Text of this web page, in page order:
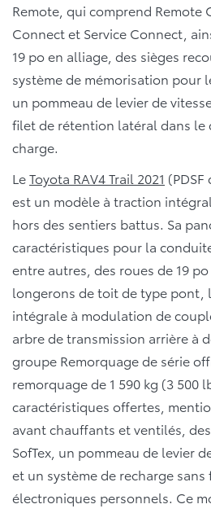
Remote, qui comprend Remote
Connect et Service Connect,
19 po en alliage, des sièges
système de mémorisation pour
un pommeau de levier de
filet de rétention latéral dans le
charge.
LeToyota RAV4 Trail 2021
est un modèle à traction
hors des sentiers battus. Sa
caractéristiques pour la
entre autres, des roues de 19
longerons de toit de type pont,
intégrale à modulation de
arbre de transmission arrière à
groupe Remorquage de série
remorquage de 1 590 kg (3 500
caractéristiques offertes,
avant chauffants et ventilés,
SofTex, un pommeau de levier
et un système de recharge
électroniques personnels. Ce